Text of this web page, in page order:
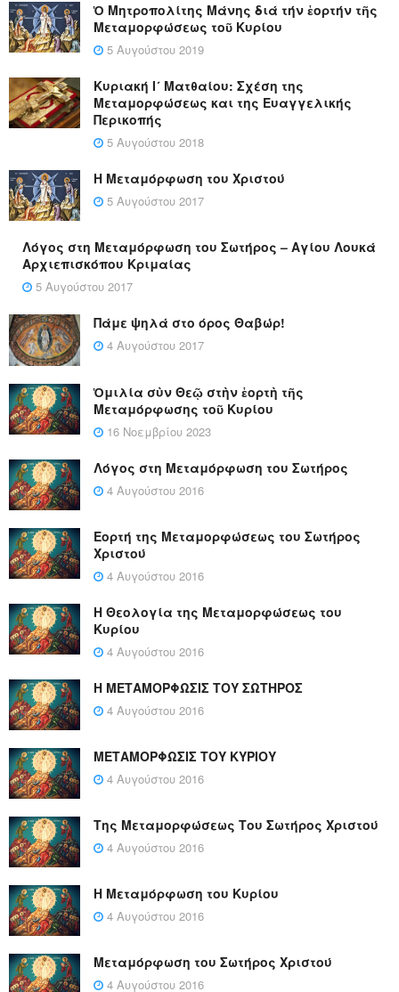
Ὁ Μητροπολίτης Μάνης διά τήν ἑορτήν τῆς
Μεταμορφώσεως τοῦ Κυρίου
5 Αυγούστου 2019
Κυριακή Ι´ Ματθαίου: Σχέση της
Μεταμορφώσεως και της Ευαγγελικής
Περικοπής
5 Αυγούστου 2018
Η Μεταμόρφωση του Χριστού
5 Αυγούστου 2017
Λόγος στη Μεταμόρφωση του Σωτήρος – Αγίου Λουκά
Αρχιεπισκόπου Κριμαίας
5 Αυγούστου 2017
Πάμε ψηλά στο όρος Θαβώρ!
4 Αυγούστου 2017
Ὁμιλία σὺν Θεῷ στὴν ἑορτὴ τῆς
Μεταμόρφωσης τοῦ Κυρίου
16 Νοεμβρίου 2023
Λόγος στη Μεταμόρφωση του Σωτήρος
4 Αυγούστου 2016
Εορτή της Μεταμορφώσεως του Σωτήρος
Χριστού
4 Αυγούστου 2016
Η Θεολογία της Μεταμορφώσεως του
Κυρίου
4 Αυγούστου 2016
Η ΜΕΤΑΜΟΡΦΩΣΙΣ ΤΟΥ ΣΩΤΗΡΟΣ
4 Αυγούστου 2016
ΜΕΤΑΜΟΡΦΩΣΙΣ ΤΟΥ ΚΥΡΙΟΥ
4 Αυγούστου 2016
Της Μεταμορφώσεως Του Σωτήρος Χριστού
4 Αυγούστου 2016
Η Μεταμόρφωση του Κυρίου
4 Αυγούστου 2016
Μεταμόρφωση του Σωτήρος Χριστού
4 Αυγούστου 2016